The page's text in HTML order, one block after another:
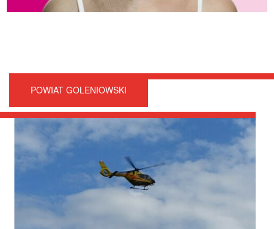
POWIAT GOLENIOWSKI